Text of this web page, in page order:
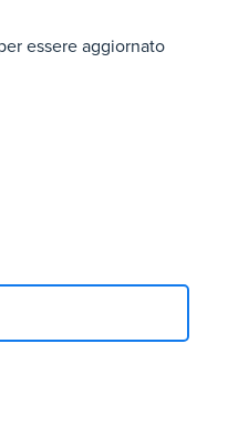
essere aggiornato